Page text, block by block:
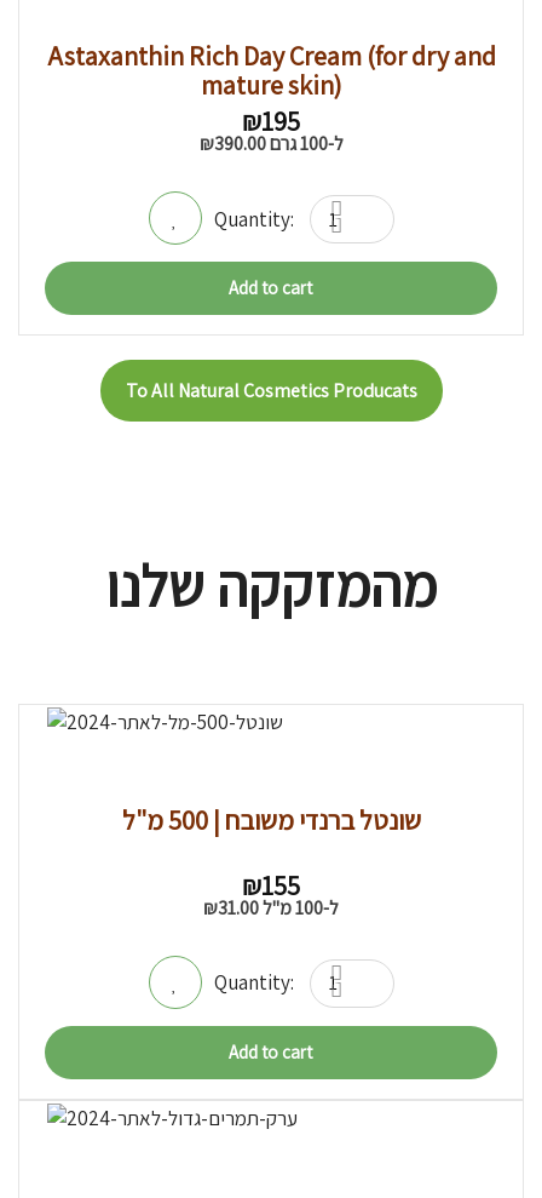
Astaxanthin Rich Day Cream (for dry and
mature skin)
₪195
₪390.00 ל-100 גרם
Add to cart
To All Natural Cosmetics Producats
מהמזקקה שלנו
שונטל ברנדי משובח | 500 מ"ל
₪155
₪31.00 ל-100 מ"ל
Add to cart